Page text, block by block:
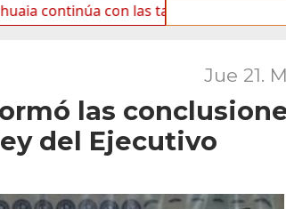
con las tareas de mantenimiento y
Jue 21.
las
del Ejecutivo